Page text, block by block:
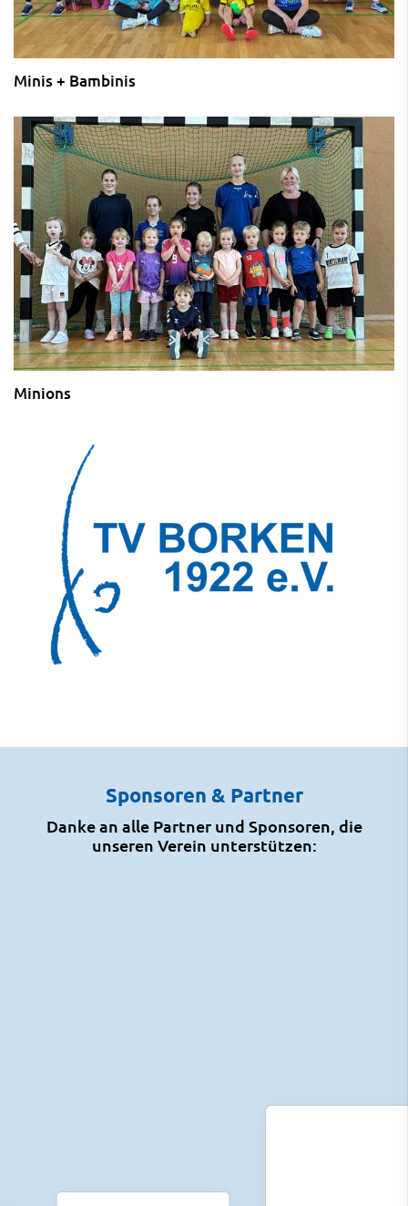
Minis + Bambinis
Minions
Sponsoren & Partner
Danke an alle Partner und Sponsoren, die
unseren Verein unterstützen: